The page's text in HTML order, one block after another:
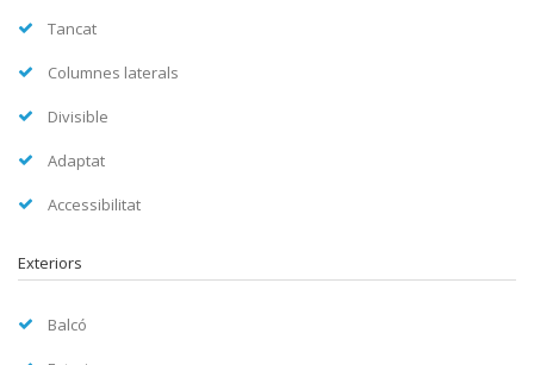
Tancat
Columnes laterals
Divisible
Adaptat
Accessibilitat
Exteriors
Balcó